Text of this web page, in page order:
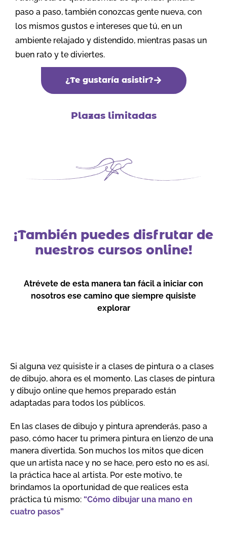
paso a paso, también conozcas gente nueva, con
los mismos gustos e intereses que tú, en un
ambiente relajado y distendido, mientras pasas un
buen rato y te diviertes.
¿Te gustaría asistir?
Plazas limitadas
¡También puedes disfrutar de
nuestros cursos online!
Atrévete de esta manera tan fácil a iniciar con
nosotros ese camino que siempre quisiste
explorar
Si alguna vez quisiste ir a clases de pintura o a clases
de dibujo, ahora es el momento. Las clases de pintura
y dibujo online que hemos preparado están
adaptadas para todos los públicos.
En las clases de dibujo y pintura aprenderás, paso a
paso, cómo hacer tu primera pintura en lienzo de una
manera divertida. Son muchos los mitos que dicen
que un artista nace y no se hace, pero esto no es así,
la práctica hace al artista. Por este motivo, te
brindamos la oportunidad de que realices esta
práctica tú mismo: “Cómo dibujar una mano en
cuatro pasos”